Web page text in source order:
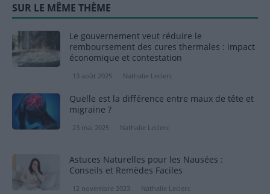
SUR LE MÊME THÈME
Le gouvernement veut réduire le
remboursement des cures thermales : impact
économique et contestation
13 août 2025 Nathalie Leclerc
Quelle est la différence entre maux de tête et
migraine ?
23 mai 2025 Nathalie Leclerc
Astuces Naturelles pour les Nausées :
Conseils et Remèdes Faciles
12 novembre 2023 Nathalie Leclerc